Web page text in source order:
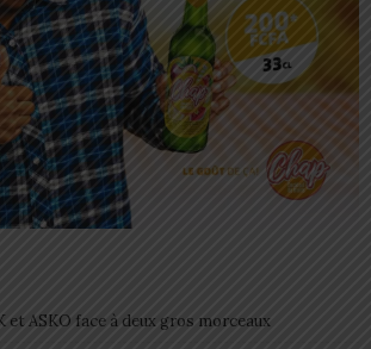
et ASKO face à deux gros morceaux